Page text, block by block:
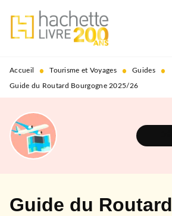
MENU RECHERCHE
PIED DE PAGE
Accueil • Tourisme et Voyages • Guides •
Guide du Routard Bourgogne 2025/26
Guide du Routard